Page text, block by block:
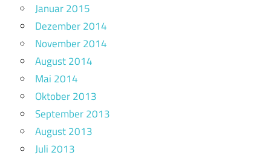
Januar 2015
Dezember 2014
November 2014
August 2014
Mai 2014
Oktober 2013
September 2013
August 2013
Juli 2013